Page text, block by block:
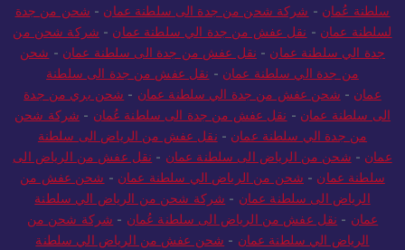
سلطنة عُمان - شركة شحن من جدة الى سلطنة عمان - شحن من جدة
لسلطنة عمان - نقل عفش من جدة الي سلطنة عمان - شركة شحن من
جدة الي سلطنة عمان - نقل عفش من جدة الى سلطنة عمان - شحن
من جدة الي سلطنة عمان - نقل عفش من جدة الى سلطنة
عمان - شحن عفش من جدة الي سلطنة عمان - شحن بري من جدة
الى سلطنة عمان - نقل عفش من جدة الى سلطنة عُمان - شركة شحن
من جدة الي سلطنة عمان - نقل عفش من الرياض الى سلطنة
عمان - شحن من الرياض الى سلطنة عمان - نقل عفش من الرياض الى
سلطنة عمان - شحن من الرياض الي سلطنة عمان - شحن عفش من
الرياض الى سلطنة عمان - شركة شحن من الرياض الي سلطنة
عمان - نقل عفش من الرياض الى سلطنة عُمان - شركة شحن من
الرياض الي سلطنة عمان - شحن عفش من الرياض الي سلطنة